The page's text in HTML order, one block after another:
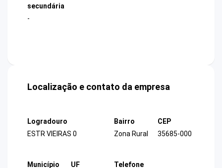
secundária
-
Localização e contato da empresa
Logradouro
ESTR VIEIRAS 0
Bairro
Zona Rural
CEP
35685-000
Município
UF
Telefone